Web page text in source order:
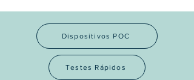
Dispositivos POC
Testes Rápidos